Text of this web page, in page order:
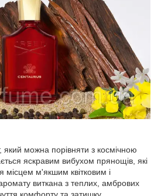
можна порівняти з космічною
яскравим вибухом прянощів, які
місцем м'якшим квітковим і
виткана з теплих, амбрових